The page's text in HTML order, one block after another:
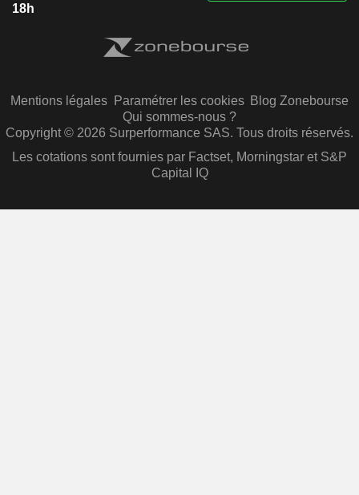
18h
Mentions légales Paramétrer les cookies Blog Zonebourse
Qui sommes-nous ?
Copyright © 2026 Surperformance SAS. Tous droits réservés.
Les cotations sont fournies par Factset, Morningstar et S&P
Capital IQ